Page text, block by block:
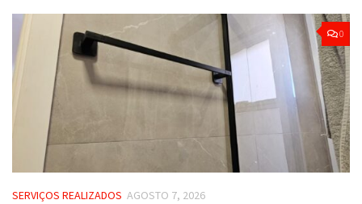
0
SERVIÇOS REALIZADOS AGOSTO 7, 2026